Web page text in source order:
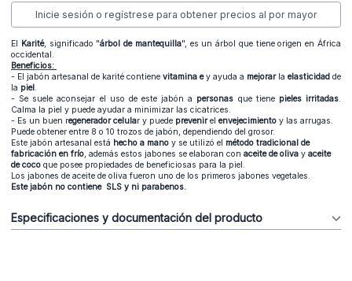
Inicie sesión o regístrese para obtener precios al por mayor
El Karité, significado "árbol de mantequilla", es un árbol que tiene origen en África
occidental.
Beneficios:
- El jabón artesanal de karité contiene vitamina ey ayuda a mejorar la elasticidad de
la piel .
- Se suele aconsejar el uso de este jabón a personas que tiene pielesirritadas.
Calma la piel y puede ayudar a minimizar las cicatrices.
- Es un buen regenerador celular y puede prevenirel envejecimiento y las arrugas.
Puede obtener entre 8 o 10 trozos de jabón, dependiendo del grosor.
Este jabón artesanal está hecho a mano y se utilizó el método tradicional de
fabricación en frío, además estos jabones se elaboran con aceite de oliva y aceite
de coco que posee propiedades de beneficiosas para la piel.
Los jabones de aceite de oliva fueron uno de los primeros jabones vegetales.
Este jabón no contiene SLS y ni parabenos.
Especificaciones y documentación del producto